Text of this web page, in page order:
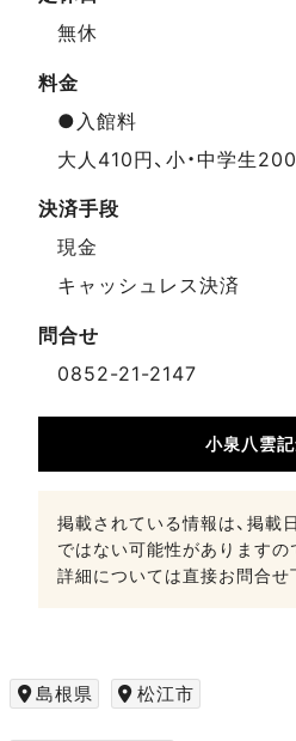
無休
料金
●入館料
大人410円、小・中学生
決済手段
現金
キャッシュレス決済
問合せ
0852-21-2147
小泉八雲
掲載されている情報は、掲載
ではない可能性がありますの
詳細については直接お問合せ
島根県
松江市